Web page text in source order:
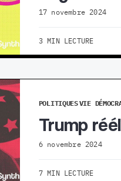
17 novembre 2024
3 MIN LECTURE
POLITIQUESVIE
Trump
6 novembre 2024
7 MIN LECTURE